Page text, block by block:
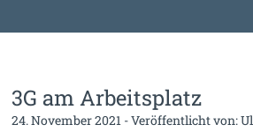
3G am Arbeitsplatz
24. November 2021 - Veröffentlicht von: